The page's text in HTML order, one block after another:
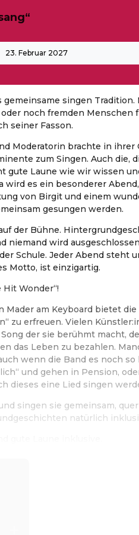
23. Februar 2027
singen Tradition.
noch fremden Menschen
seiner Fasson.
Mode­ra­to­rin brach­te in ihrer
zum Sin­gen. Auch die,
gute Lau­ne wie wir wis­sen
wird es ein beson­de­rer
von Bir­git und einem
gesun­gen wer­den.
der Büh­ne.
nie­mand wird
Schu­le. Jeder Abend steht
Mot­to, ist einzigartig.
Hit Wonder“!
am Keyboard bietet
zu erfreuen. Vielen
der sie berühmt macht,
das Leben zu bezahlen.
wenn die Band es noch
und gehen in Pension,
dieses eine Lied singen
singen sie gemeinsam,
natürlich